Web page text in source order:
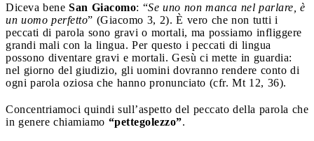
Diceva bene San Giacomo: “Se uno non manca nel parlare, è
un uomo perfetto” (Giacomo 3, 2). È vero che non tutti i
peccati di parola sono gravi o mortali, ma possiamo infliggere
grandi mali con la lingua. Per questo i peccati di lingua
possono diventare gravi e mortali. Gesù ci mette in guardia:
nel giorno del giudizio, gli uomini dovranno rendere conto di
ogni parola oziosa che hanno pronunciato (cfr. Mt 12, 36).
Concentriamoci quindi sull’aspetto del peccato della parola che
in genere chiamiamo “pettegolezzo”.